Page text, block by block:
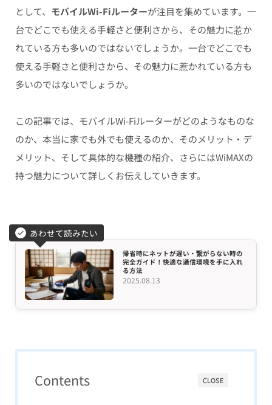
として、 モバイルWi-Fiルーターが注目を集めています。一
台でどこでも使える手軽さと便利さから、その魅力に惹か
れている方も多いのではないでしょうか。一台でどこでも
使える手軽さと便利さから、その魅力に惹かれている方も
多いのではないでしょうか。
この記事では、モバイルWi-Fiルーターがどのようなものな
のか、本当に家でも外でも使えるのか、そのメリット・デ
メリット、そして具体的な機種の紹介、さらにはWiMAXの
持つ魅力について詳しくお伝えしていきます。
あわせて読みたい
帰省時にネットが遅い・繋がらない時の
完全ガイド！快適な通信環境を手に入れ
る方法
2025.08.13
CLOSE
Contents